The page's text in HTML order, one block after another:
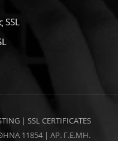
SSL
| SSL CERTIFICATES
11854 | AP. Γ.Ε.ΜΗ.